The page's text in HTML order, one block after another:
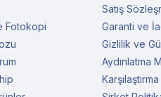
Fotokopi
Satış
Garanti ve
Gizlilik ve
Aydınlatma